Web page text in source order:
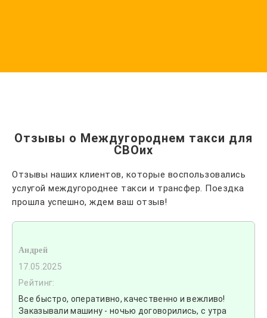
Отзывы о Междугороднем такси для
СВОих
Отзывы наших клиентов, которые воспользовались
услугой междугороднее такси и трансфер. Поездка
прошла успешно, ждем ваш отзыв!
Андрей
17.05.2025
Рейтинг:
Все быстро, оперативно, качественно и вежливо!
Заказывали машину - ночью договорились, с утра